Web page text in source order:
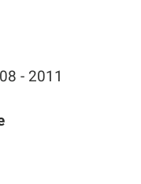
- 2011